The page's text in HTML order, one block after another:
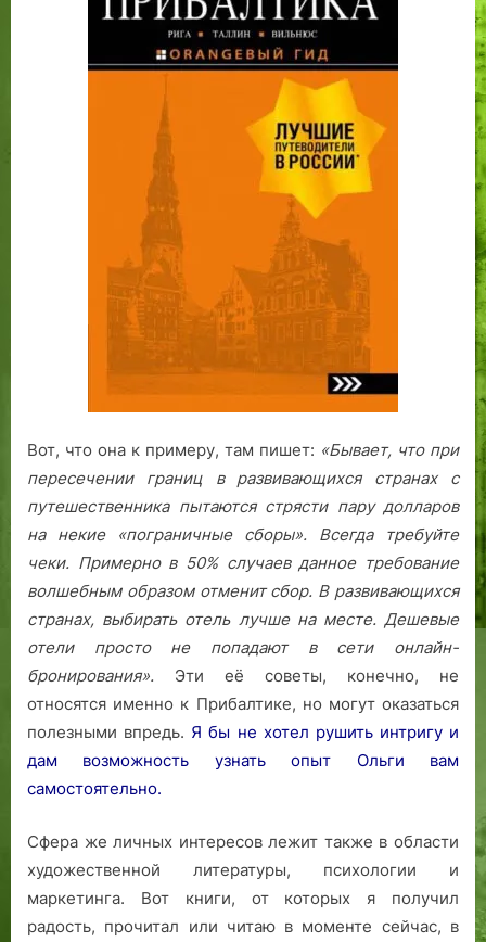
Вот, что она к примеру, там пишет: «Бывает, что при
пересечении границ в развивающихся странах с
путешественника пытаются стрясти пару долларов
на некие «пограничные сборы». Всегда требуйте
чеки. Примерно в 50% случаев данное требование
волшебным образом отменит сбор. В развивающихся
странах, выбирать отель лучше на месте. Дешевые
отели просто не попадают в сети онлайн-
бронирования». Эти её советы, конечно, не
относятся именно к Прибалтике, но могут оказаться
полезными впредь. Я бы не хотел рушить интригу и
дам возможность узнать опыт Ольги вам
самостоятельно.
Сфера же личных интересов лежит также в области
художественной литературы, психологии и
маркетинга. Вот книги, от которых я получил
радость, прочитал или читаю в моменте сейчас, в